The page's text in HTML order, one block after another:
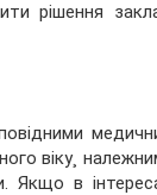
рішення
віку¸
Якщо в